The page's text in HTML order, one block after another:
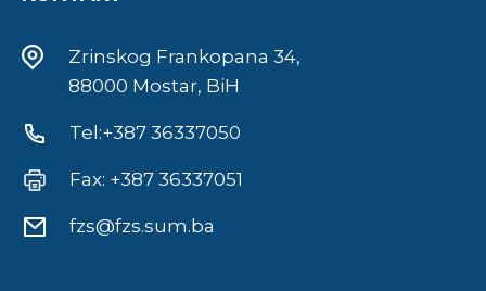
Zrinskog Frankopana 34,
88000 Mostar, BiH
Tel:+387 36337050
Fax: +387 36337051
fzs@fzs.sum.ba